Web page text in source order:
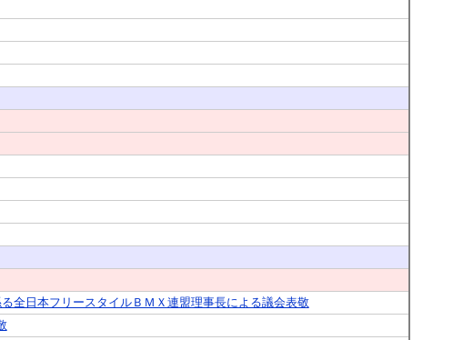
全日本フリースタイルＢＭＸ連盟理事長による議会表敬